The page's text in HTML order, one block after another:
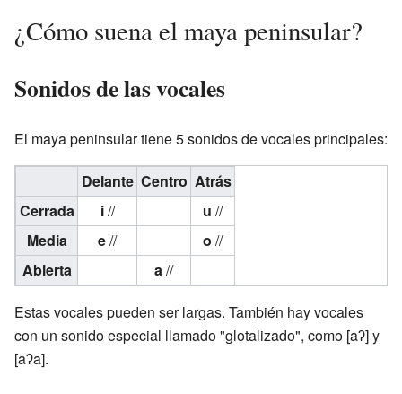
¿Cómo suena el maya peninsular?
Sonidos de las vocales
El maya peninsular tiene 5 sonidos de vocales principales:
Delante Centro Atrás
Cerrada
i// u //
Media
e// o //
Abierta
a//
Estas vocales pueden ser largas. También hay vocales
con un sonido especial llamado "glotalizado", como [aʔ] y
[aʔa].